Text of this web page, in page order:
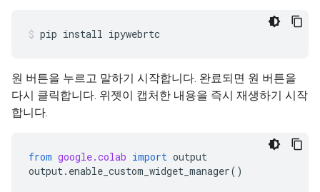
pip install ipywebrtc
원 버튼을 누르고 말하기 시작합니다. 완료되면 원 버튼을
다시 클릭합니다. 위젯이 캡처한 내용을 즉시 재생하기 시작
합니다.
from google.colab import output
output. enable_custom_widget_manager()